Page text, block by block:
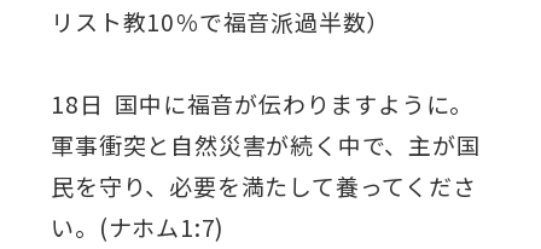
リスト教10％で福音派過半数）
18日 国中に福音が伝わりますように。
軍事衝突と自然災害が続く中で、主が国
民を守り、必要を満たして養ってくださ
い。(ナホム1:7)